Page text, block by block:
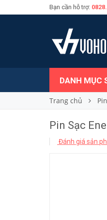
Bạn cần hỗ trợ:
DANH MỤC
Trang chủ
Pin Sạc
Đánh giá sản
Pin Sạc